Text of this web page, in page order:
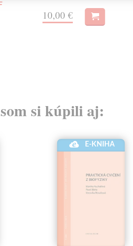
10,00 €
si kúpili aj:
E-KNIHA